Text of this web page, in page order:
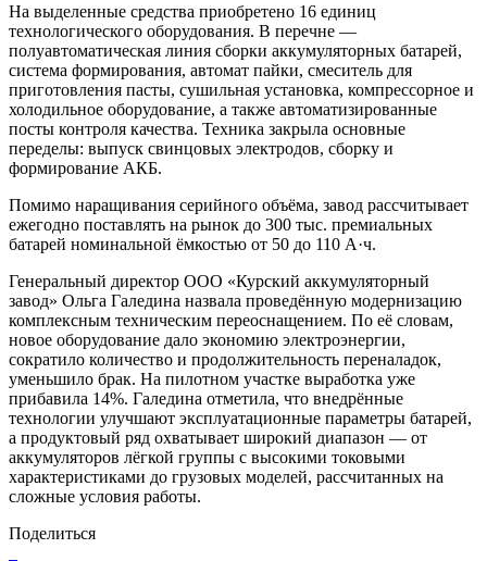
На выделенные средства приобретено 16 единиц
технологического оборудования. В перечне —
полуавтоматическая линия сборки аккумуляторных батарей,
система формирования, автомат пайки, смеситель для
приготовления пасты, сушильная установка, компрессорное и
холодильное оборудование, а также автоматизированные
посты контроля качества. Техника закрыла основные
переделы: выпуск свинцовых электродов, сборку и
формирование АКБ.
Помимо наращивания серийного объёма, завод рассчитывает
ежегодно поставлять на рынок до 300 тыс. премиальных
батарей номинальной ёмкостью от 50 до 110 А·ч.
Генеральный директор ООО «Курский аккумуляторный
завод» Ольга Галедина назвала проведённую модернизацию
комплексным техническим переоснащением. По её словам,
новое оборудование дало экономию электроэнергии,
сократило количество и продолжительность переналадок,
уменьшило брак. На пилотном участке выработка уже
прибавила 14%. Галедина отметила, что внедрённые
технологии улучшают эксплуатационные параметры батарей,
а продуктовый ряд охватывает широкий диапазон — от
аккумуляторов лёгкой группы с высокими токовыми
характеристиками до грузовых моделей, рассчитанных на
сложные условия работы.
Поделиться